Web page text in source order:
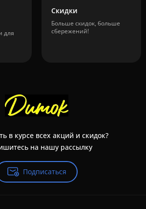
для
Скидки
Больше скидок, больше
сбережений!
в курсе всех акций и скидок?
на нашу рассылку
Подписаться